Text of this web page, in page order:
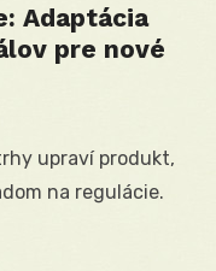
Adaptácia
pre nové
upraví produkt,
na regulácie.